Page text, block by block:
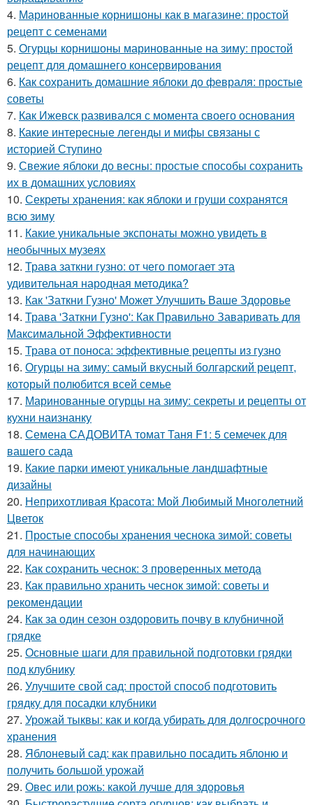
4. Маринованные корнишоны как в магазине: простой
рецепт с семенами
5. Огурцы корнишоны маринованные на зиму: простой
рецепт для домашнего консервирования
6. Как сохранить домашние яблоки до февраля: простые
советы
7. Как Ижевск развивался с момента своего основания
8. Какие интересные легенды и мифы связаны с
историей Ступино
9. Свежие яблоки до весны: простые способы сохранить
их в домашних условиях
10. Секреты хранения: как яблоки и груши сохранятся
всю зиму
11. Какие уникальные экспонаты можно увидеть в
необычных музеях
12. Трава заткни гузно: от чего помогает эта
удивительная народная методика?
13. Как 'Заткни Гузно' Может Улучшить Ваше Здоровье
14. Трава 'Заткни Гузно': Как Правильно Заваривать для
Максимальной Эффективности
15. Трава от поноса: эффективные рецепты из гузно
16. Огурцы на зиму: самый вкусный болгарский рецепт,
который полюбится всей семье
17. Маринованные огурцы на зиму: секреты и рецепты от
кухни наизнанку
18. Семена САДОВИТА томат Таня F1: 5 семечек для
вашего сада
19. Какие парки имеют уникальные ландшафтные
дизайны
20. Неприхотливая Красота: Мой Любимый Многолетний
Цветок
21. Простые способы хранения чеснока зимой: советы
для начинающих
22. Как сохранить чеснок: 3 проверенных метода
23. Как правильно хранить чеснок зимой: советы и
рекомендации
24. Как за один сезон оздоровить почву в клубничной
грядке
25. Основные шаги для правильной подготовки грядки
под клубнику
26. Улучшите свой сад: простой способ подготовить
грядку для посадки клубники
27. Урожай тыквы: как и когда убирать для долгосрочного
хранения
28. Яблоневый сад: как правильно посадить яблоню и
получить большой урожай
29. Овес или рожь: какой лучше для здоровья